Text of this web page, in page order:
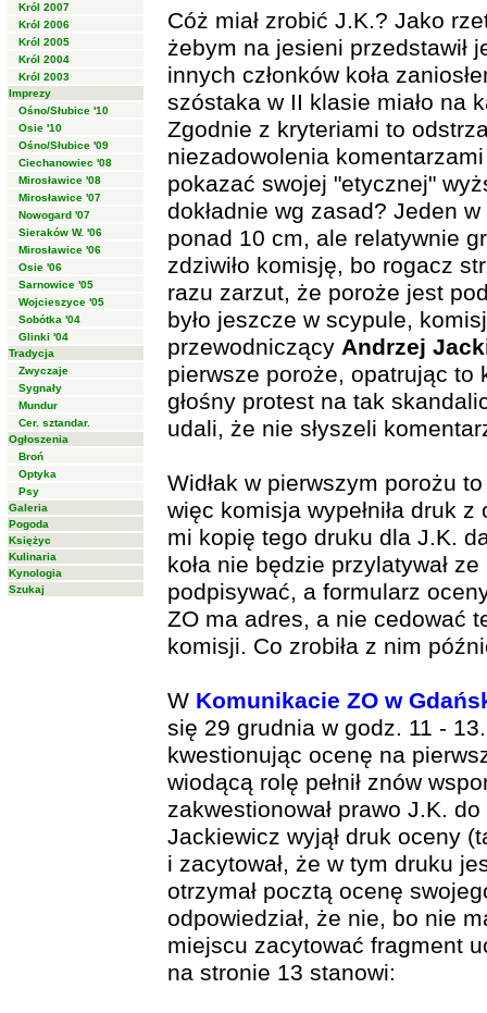
Król 2007
Król 2006
Król 2005
Król 2004
Król 2003
Imprezy
Ośno/Słubice '10
Osie '10
Ośno/Słubice '09
Ciechanowiec '08
Mirosławice '08
Mirosławice '07
Nowogard '07
Sieraków W. '06
Mirosławice '06
Osie '06
Sarnowice '05
Wojcieszyce '05
Sobótka '04
Glinki '04
Tradycja
Zwyczaje
Sygnały
Mundur
Cer. sztandar.
Ogłoszenia
Broń
Optyka
Psy
Galeria
Pogoda
Księżyc
Kulinaria
Kynologia
Szukaj
Cóż miał zrobić J.K.? Jako
żebym na jesieni przedstawił
innych członków koła
szóstaka w II klasie miało na
Zgodnie z kryteriami to
niezadowolenia
pokazać swojej "etycznej"
dokładnie wg zasad? Jeden
ponad 10 cm, ale relatywnie
zdziwiło komisję, bo rogacz
razu zarzut, że poroże jest
było jeszcze w scypule,
przewodniczący Andrzej
pierwsze poroże, opatrując
głośny protest na tak
udali, że nie słyszeli
Widłak w pierwszym porożu
więc komisja wypełniła druk
mi kopię tego druku dla J.K.
koła nie będzie przylatywał
podpisywać, a formularz
ZO ma adres, a nie cedować
komisji. Co zrobiła z nim
W Komunikacie ZO w
się 29 grudnia w godz. 11 -
kwestionując ocenę na
wiodącą rolę pełnił znów
zakwestionował prawo J.K.
Jackiewicz wyjął druk oceny
i zacytował, że w tym druku
otrzymał pocztą ocenę
odpowiedział, że nie, bo nie
miejscu zacytować fragment
na stronie 13 stanowi: